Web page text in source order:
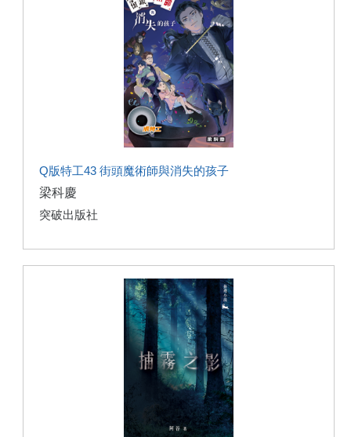
Q版特工43 街頭魔術師與消失的孩子
梁科慶
突破出版社